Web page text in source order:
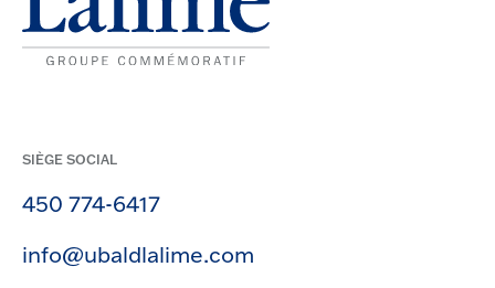
SIÈGE SOCIAL
450 774-6417
info@ubaldlalime.com